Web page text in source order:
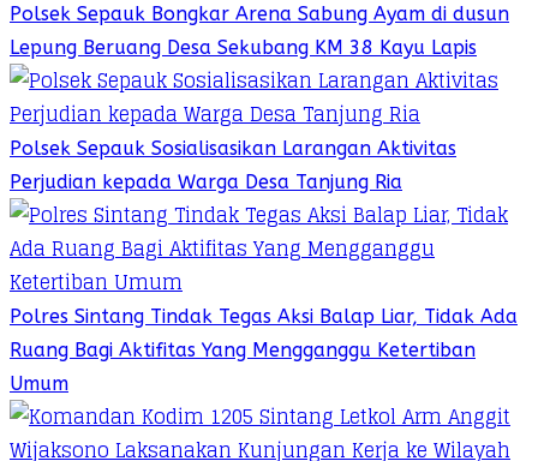
Polsek Sepauk Bongkar Arena Sabung Ayam di dusun
Lepung Beruang Desa Sekubang KM 38 Kayu Lapis
Polsek Sepauk Sosialisasikan Larangan Aktivitas
Perjudian kepada Warga Desa Tanjung Ria
Polres Sintang Tindak Tegas Aksi Balap Liar, Tidak Ada
Ruang Bagi Aktifitas Yang Mengganggu Ketertiban
Umum